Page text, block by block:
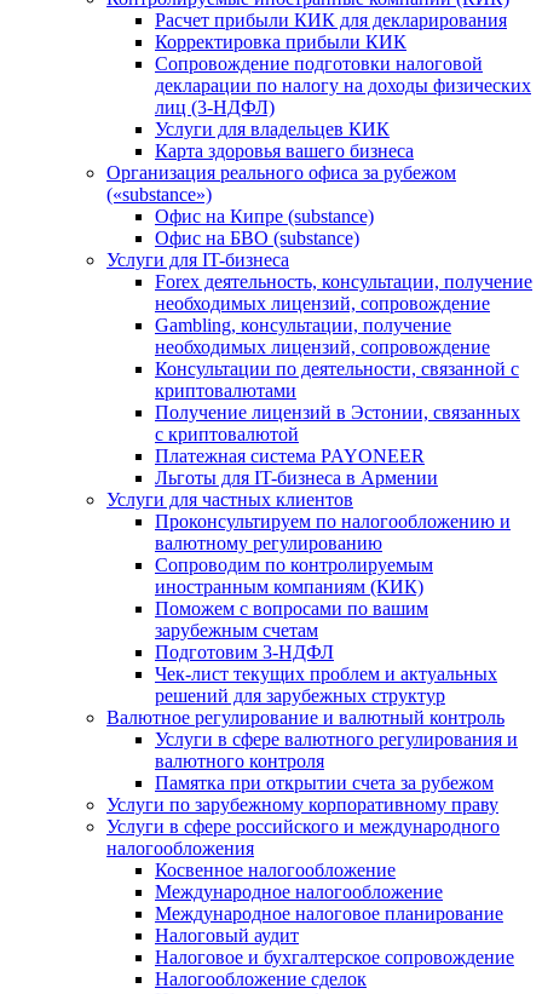
Расчет прибыли КИК для декларирования
Корректировка прибыли КИК
Сопровождение подготовки налоговой
декларации по налогу на доходы физических
лиц (3-НДФЛ)
Услуги для владельцев КИК
Карта здоровья вашего бизнеса
Организация реального офиса за рубежом
(«substance»)
Офис на Кипре (substance)
Офис на БВО (substance)
Услуги для IT-бизнеса
Forex деятельность, консультации, получение
необходимых лицензий, сопровождение
Gambling, консультации, получение
необходимых лицензий, сопровождение
Консультации по деятельности, связанной с
криптовалютами
Получение лицензий в Эстонии, связанных
с криптовалютой
Платежная система PAYONEER
Льготы для IT-бизнеса в Армении
Услуги для частных клиентов
Проконсультируем по налогообложению и
валютному регулированию
Сопроводим по контролируемым
иностранным компаниям (КИК)
Поможем с вопросами по вашим
зарубежным счетам
Подготовим 3-НДФЛ
Чек-лист текущих проблем и актуальных
решений для зарубежных структур
Валютное регулирование и валютный контроль
Услуги в сфере валютного регулирования и
валютного контроля
Памятка при открытии счета за рубежом
Услуги по зарубежному корпоративному праву
Услуги в сфере российского и международного
налогообложения
Косвенное налогообложение
Международное налогообложение
Международное налоговое планирование
Налоговый аудит
Налоговое и бухгалтерское сопровождение
Налогообложение сделок